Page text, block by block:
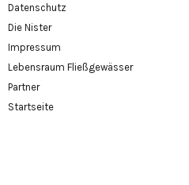
Datenschutz
Die Nister
Impressum
Lebensraum Fließgewässer
Partner
Startseite